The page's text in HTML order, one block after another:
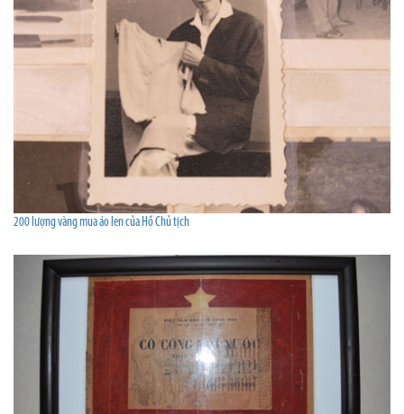
200 lượng vàng mua áo len của Hồ Chủ tịch